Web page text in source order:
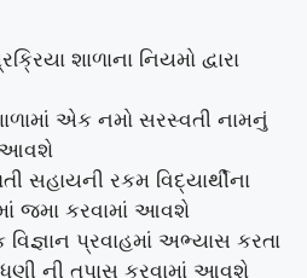
શાળાના નિયમો દ્વારા
એક નમો સરસ્વતી નામનું
આવશે
સહાયની રકમ વિદ્યાર્થીના
જમા કરવામાં આવશે
પ્રવાહમાં અભ્યાસ કરતા
ની તપાસ કરવામાં આવશે